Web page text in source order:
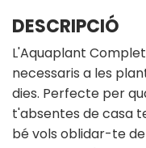
DESCRIPCIÓ
L'Aquaplant
necessaris a les
dies. Perfecte per
t'absentes de casa
bé vols oblidar-te